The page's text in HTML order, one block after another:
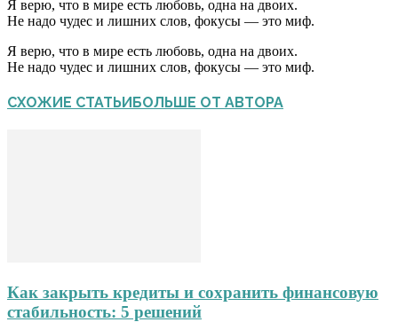
Я верю, что в мире есть любовь, одна на двоих.
Не надо чудес и лишних слов, фокусы — это миф.
Я верю, что в мире есть любовь, одна на двоих.
Не надо чудес и лишних слов, фокусы — это миф.
СХОЖИЕ СТАТЬИБОЛЬШЕ ОТ АВТОРА
Как закрыть кредиты и сохранить финансовую
стабильность: 5 решений